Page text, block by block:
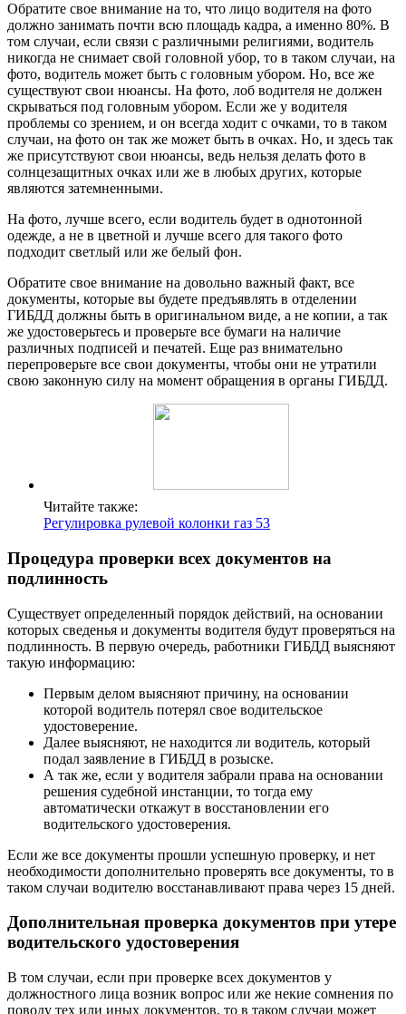
Обратите свое внимание на то, что лицо водителя на фото
должно занимать почти всю площадь кадра, а именно 80%. В
том случаи, если связи с различными религиями, водитель
никогда не снимает свой головной убор, то в таком случаи, на
фото, водитель может быть с головным убором. Но, все же
существуют свои нюансы. На фото, лоб водителя не должен
скрываться под головным убором. Если же у водителя
проблемы со зрением, и он всегда ходит с очками, то в таком
случаи, на фото он так же может быть в очках. Но, и здесь так
же присутствуют свои нюансы, ведь нельзя делать фото в
солнцезащитных очках или же в любых других, которые
являются затемненными.
На фото, лучше всего, если водитель будет в однотонной
одежде, а не в цветной и лучше всего для такого фото
подходит светлый или же белый фон.
Обратите свое внимание на довольно важный факт, все
документы, которые вы будете предъявлять в отделении
ГИБДД должны быть в оригинальном виде, а не копии, а так
же удостоверьтесь и проверьте все бумаги на наличие
различных подписей и печатей. Еще раз внимательно
перепроверьте все свои документы, чтобы они не утратили
свою законную силу на момент обращения в органы ГИБДД.
Читайте также:
Регулировка рулевой колонки газ 53
Процедура проверки всех документов на
подлинность
Существует определенный порядок действий, на основании
которых сведенья и документы водителя будут проверяться на
подлинность. В первую очередь, работники ГИБДД выясняют
такую информацию:
Первым делом выясняют причину, на основании
которой водитель потерял свое водительское
удостоверение.
Далее выясняют, не находится ли водитель, который
подал заявление в ГИБДД в розыске.
А так же, если у водителя забрали права на основании
решения судебной инстанции, то тогда ему
автоматически откажут в восстановлении его
водительского удостоверения.
Если же все документы прошли успешную проверку, и нет
необходимости дополнительно проверять все документы, то в
таком случаи водителю восстанавливают права через 15 дней.
Дополнительная проверка документов при утере
водительского удостоверения
В том случаи, если при проверке всех документов у
должностного лица возник вопрос или же некие сомнения по
поводу тех или иных документов, то в таком случаи может